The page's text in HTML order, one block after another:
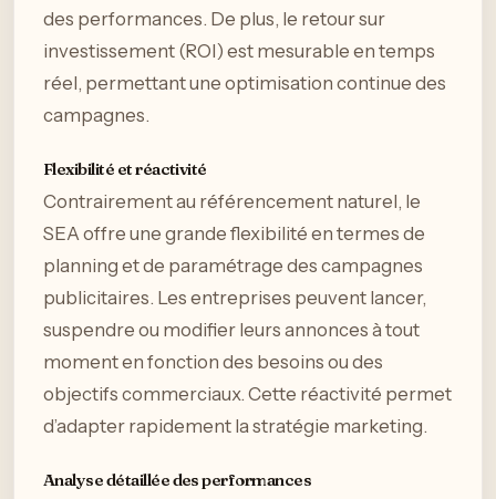
des performances. De plus, le retour sur
investissement (ROI) est mesurable en temps
réel, permettant une optimisation continue des
campagnes.
Flexibilité et réactivité
Contrairement au référencement naturel, le
SEA offre une grande flexibilité en termes de
planning et de paramétrage des campagnes
publicitaires. Les entreprises peuvent lancer,
suspendre ou modifier leurs annonces à tout
moment en fonction des besoins ou des
objectifs commerciaux. Cette réactivité permet
d’adapter rapidement la stratégie marketing.
Analyse détaillée des performances